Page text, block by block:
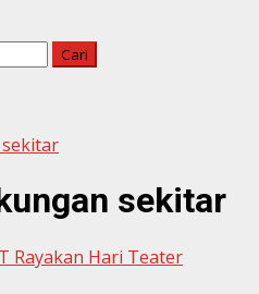
sekitar
Rayakan Hari Teater